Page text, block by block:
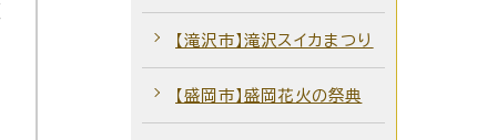
【滝沢市】滝沢スイカまつり
【盛岡市】盛岡花火の祭典